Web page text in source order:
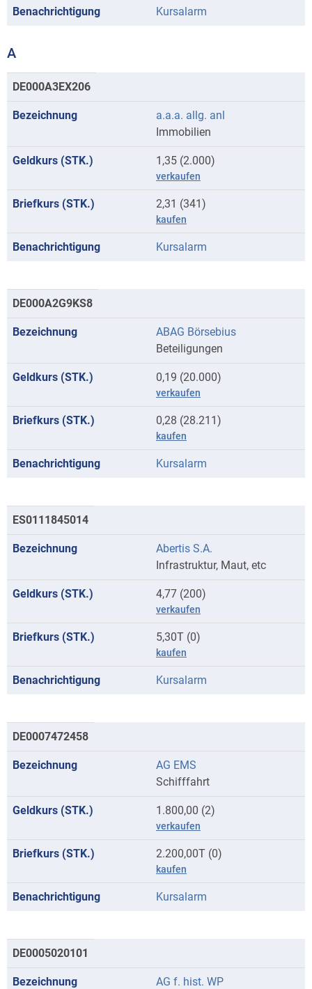
Kursalarm
A
Kurse
mit
Anfangsbuchstaben
DE000A3EX206
a.a.a. allg. anl
Immobilien
1,35 (2.000)
verkaufen
2,31 (341)
kaufen
Kursalarm
DE000A2G9KS8
ABAG Börsebius
Beteiligungen
0,19 (20.000)
verkaufen
0,28 (28.211)
kaufen
Kursalarm
ES0111845014
Abertis S.A.
Infrastruktur, Maut, etc
4,77 (200)
verkaufen
5,30T (0)
kaufen
Kursalarm
DE0007472458
AG EMS
Schifffahrt
1.800,00 (2)
verkaufen
2.200,00T (0)
kaufen
Kursalarm
DE0005020101
AG f. hist. WP